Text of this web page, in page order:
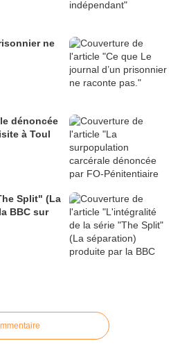
ne
dénoncée
à Toul
Split" (La
BBC sur